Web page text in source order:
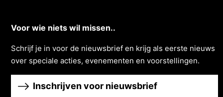
Voor wie niets wil missen..
Schrĳf je in voor de nieuwsbrief en krĳg als eerste nieuws
over speciale acties, evenementen en voorstellingen.
Inschrijven voor nieuwsbrief